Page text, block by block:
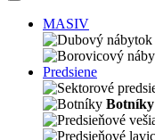
MASIV
Predsiene
Botníky